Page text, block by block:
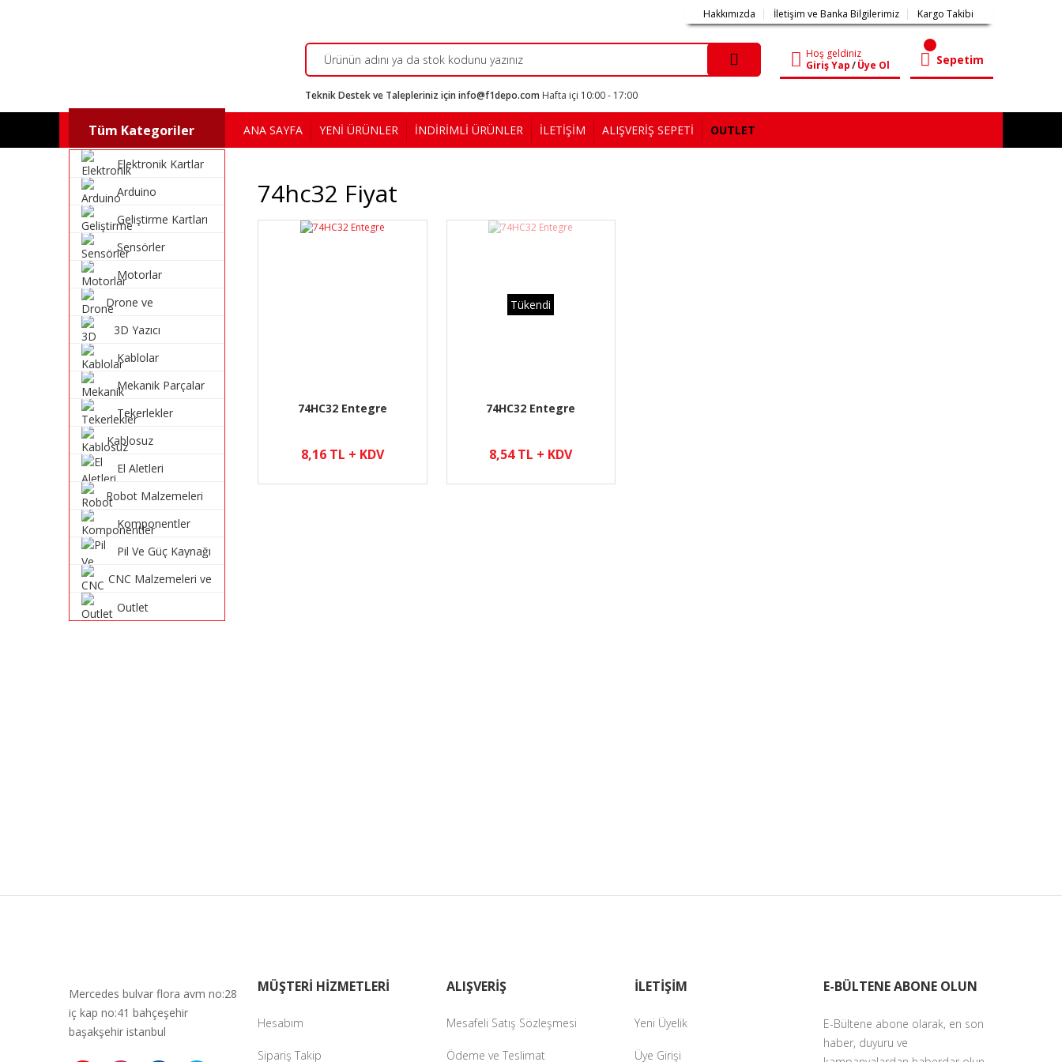
Hakkımızda İletişim ve Banka Bilgilerimiz Kargo Takibi
Hoş geldiniz
Giriş Yap/Üye Ol Sepetim
Teknik Destek ve Talepleriniz için info@f1depo.com Hafta içi 10:00 - 17:00
Tüm Kategoriler
Elektronik Kartlar
Arduino
Geliştirme Kartları
Sensörler
Motorlar
Drone ve
Malzemeleri
3D Yazıcı
Kablolar
Mekanik Parçalar
Tekerlekler
Kablosuz
Sistemleri
El Aletleri
Robot Malzemeleri
Komponentler
Pil Ve Güç Kaynağı
CNC Malzemeleri ve
Outlet
ANA SAYFA YENİ ÜRÜNLER İNDİRİMLİ ÜRÜNLER İLETİŞİM ALIŞVERİŞ SEPETİ OUTLET
74hc32 Fiyat
74HC32 Entegre
8,16 TL + KDV
Tükendi
74HC32 Entegre
8,54 TL + KDV
Mercedes bulvar flora avm no:28
iç kap no:41 bahçeşehir
başakşehir istanbul
MÜŞTERİ HİZMETLERİ
Hesabım
Sipariş Takip
ALIŞVERİŞ
Mesafeli Satış Sözleşmesi
Ödeme ve Teslimat
İLETİŞİM
Yeni Üyelik
Üye Girişi
E-BÜLTENE ABONE OLUN
E-Bültene abone olarak, en son
haber, duyuru ve